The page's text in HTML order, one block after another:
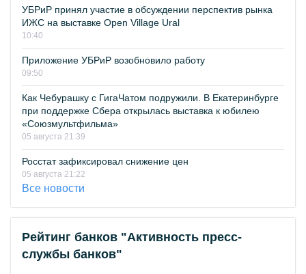
УБРиР принял участие в обсуждении перспектив рынка
ИЖС на выставке Open Village Ural
10:40
Приложение УБРиР возобновило работу
09:50
Как Чебурашку с ГигаЧатом подружили. В Екатеринбурге
при поддержке Сбера открылась выставка к юбилею
«Союзмультфильма»
05 августа 21:39
Росстат зафиксировал снижение цен
05 августа 21:22
Все новости
Рейтинг банков "Активность пресс-
службы банков"